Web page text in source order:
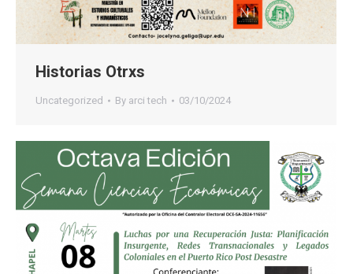
Historias Otrxs
Uncategorized By arci tech 03/10/2024